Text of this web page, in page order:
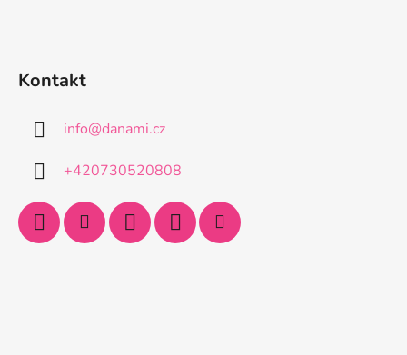
Kontakt
info@danami.cz
+420730520808